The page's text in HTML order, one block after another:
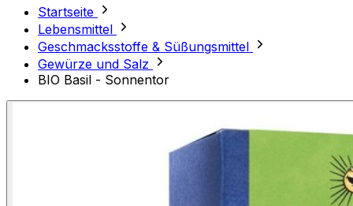
Startseite
Lebensmittel
Geschmacksstoffe & Süßungsmittel
Gewürze und Salz
BIO Basil - Sonnentor